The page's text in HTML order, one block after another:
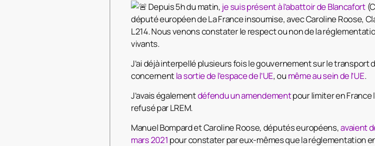
Depuis 5h du matin, je suis présent à l’abattoir de Blancafort
député européen de La France insoumise, avec Caroline Roose,
L214. Nous venons constater le respect ou non de la
vivants.
J’ai déjà interpellé plusieurs fois le gouvernement sur le transport
concernentla sortie de l’espace de l’UE, ou même au sein de l’UE.
J’avais égalementdéfendu un amendementpour limiter en France
refusé par LREM.
Manuel Bompard et Caroline Roose, députés européens,avaient
mars 2021 pour constater par eux-mêmes que la réglementation